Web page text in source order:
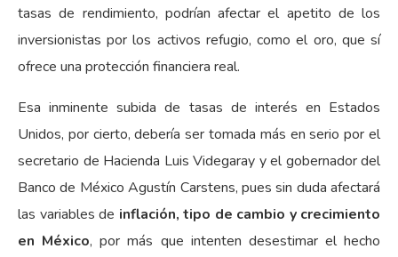
tasas de rendimiento, podrían afectar el apetito de los
inversionistas por los activos refugio, como el oro, que sí
ofrece una protección financiera real.
Esa inminente subida de tasas de interés en Estados
Unidos, por cierto, debería ser tomada más en serio por el
secretario de Hacienda Luis Videgaray y el gobernador del
Banco de México Agustín Carstens, pues sin duda afectará
las variables de inflación, tipo de cambio y crecimiento
en México, por más que intenten desestimar el hecho